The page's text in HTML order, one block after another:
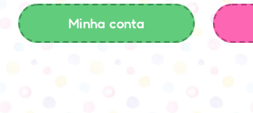
Minha conta